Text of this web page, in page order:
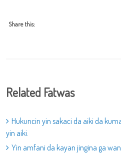
Share this:
Related Fatwas
Hukuncin yin sakaci da aiki da
yin aiki.
Yin amfani da kayan jingina ga